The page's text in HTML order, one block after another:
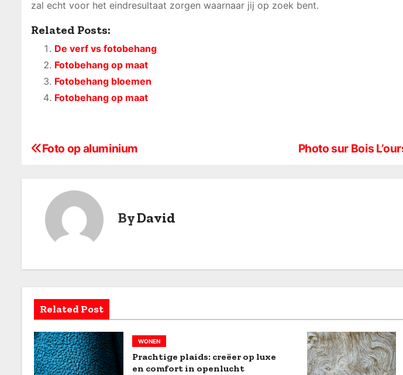
zal echt voor het eindresultaat zorgen waarnaar jij op zoek bent.
Related Posts:
De verf vs fotobehang
Fotobehang op maat
Fotobehang bloemen
Fotobehang op maat
B
h
t
n
a
v
Photo sur Bois
Foto op aluminium
ByDavid
Related Post
WONEN
Prachtige plaids: creëer op luxe
en comfort in openlucht